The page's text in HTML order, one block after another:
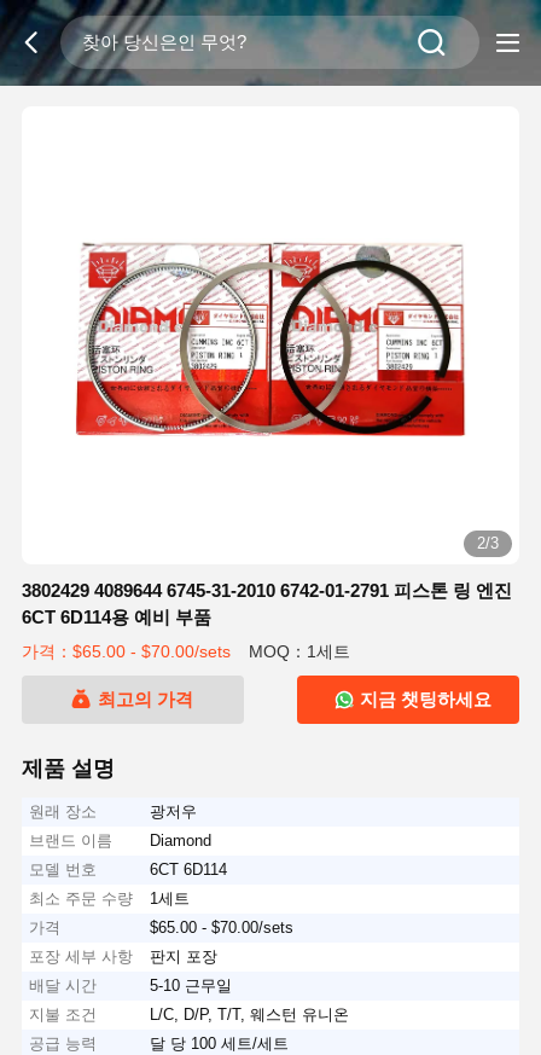
2/3
3802429 4089644 6745-31-2010 6742-01-2791 피스톤 링 엔진
6CT 6D114용 예비 부품
가격：$65.00 - $70.00/sets MOQ：1세트
최고의 가격 지금 챗팅하세요
제품 설명
원래 장소
광저우
브랜드 이름
Diamond
모델 번호
6CT 6D114
최소 주문 수량
1세트
가격
$65.00 - $70.00/sets
포장 세부 사항
판지 포장
배달 시간
5-10 근무일
지불 조건
L/C, D/P, T/T, 웨스턴 유니온
공급 능력
달 당 100 세트/세트